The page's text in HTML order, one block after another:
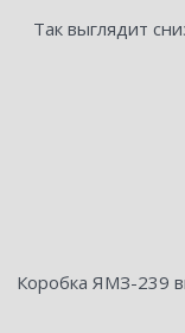
Так выглядит
Коробка ЯМЗ-239